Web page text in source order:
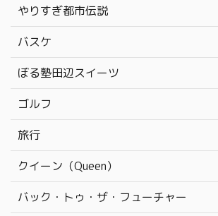
やりすぎ都市伝説
バスケ
ぼる塾田辺スイーツ
ゴルフ
旅行
クイーン（Queen）
バック・トゥ・ザ・フューチャー